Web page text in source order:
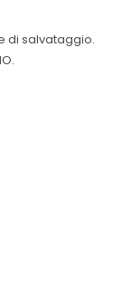
di salvataggio.